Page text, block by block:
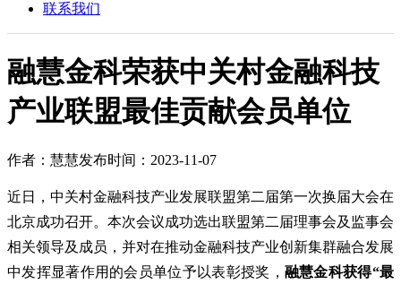
联系我们
融慧金科荣获中关村金融科技
产业联盟最佳贡献会员单位
作者：慧慧发布时间：2023-11-07
近日，中关村金融科技产业发展联盟第二届第一次换届大会在
北京成功召开。本次会议成功选出联盟第二届理事会及监事会
相关领导及成员，并对在推动金融科技产业创新集群融合发展
中发挥显著作用的会员单位予以表彰授奖， 融慧金科获得“最